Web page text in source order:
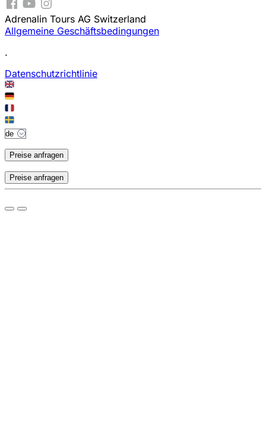
Adrenalin Tours AG Switzerland
Allgemeine Geschäftsbedingungen
.
Datenschutzrichtlinie
Preise anfragen
Preise anfragen